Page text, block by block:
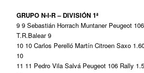
GRUPO N-I-R – DIVISIÓN 1ª
9 9 Sebastián Horrach Muntaner Peugeot
T.R.Balear 9
10 10 Carlos Perelló Martín Citroen Saxo
10
11 11 Pedro Vila Salvá Peugeot 106 Rally